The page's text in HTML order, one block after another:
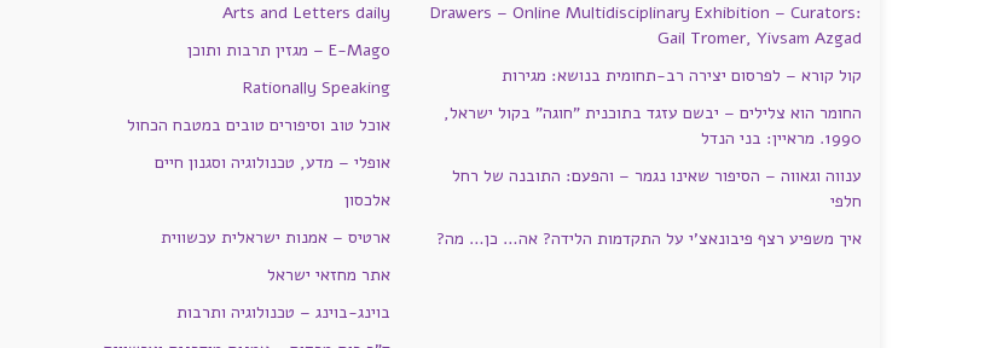
Drawers – Online Multidisciplinary Exhibition – Curators:
Gail Tromer, Yivsam Azgad
קול קורא – לפרסום יצירה רב-תחומית בנושא: מגירות
החומר הוא צלילים – יבשם עזגד בתוכנית "חוגה" בקול ישראל,
1990. מראיין: בני הנדל
ענווה וגאווה – הסיפור שאינו נגמר – והפעם: התובנה של רחל
חלפי
איך משפיע רצף פיבונאצ'י על התקדמות הלידה? אה… כן… מה?
Arts and Letters daily
E-Mago – מגזין תרבות ותוכן
Rationally Speaking
אוכל טוב וסיפורים טובים במטבח הכחול
אופלי – מדע, טכנולוגיה וסגנון חיים
אלכסון
ארטיס – אמנות ישראלית עכשווית
אתר מחזאי ישראל
בוינג-בוינג – טכנולוגיה ותרבות